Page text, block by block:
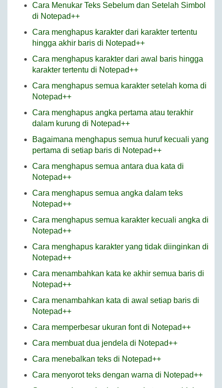
Cara Menukar Teks Sebelum dan Setelah Simbol
di Notepad++
Cara menghapus karakter dari karakter tertentu
hingga akhir baris di Notepad++
Cara menghapus karakter dari awal baris hingga
karakter tertentu di Notepad++
Cara menghapus semua karakter setelah koma di
Notepad++
Cara menghapus angka pertama atau terakhir
dalam kurung di Notepad++
Bagaimana menghapus semua huruf kecuali yang
pertama di setiap baris di Notepad++
Cara menghapus semua antara dua kata di
Notepad++
Cara menghapus semua angka dalam teks
Notepad++
Cara menghapus semua karakter kecuali angka di
Notepad++
Cara menghapus karakter yang tidak diinginkan di
Notepad++
Cara menambahkan kata ke akhir semua baris di
Notepad++
Cara menambahkan kata di awal setiap baris di
Notepad++
Cara memperbesar ukuran font di Notepad++
Cara membuat dua jendela di Notepad++
Cara menebalkan teks di Notepad++
Cara menyorot teks dengan warna di Notepad++